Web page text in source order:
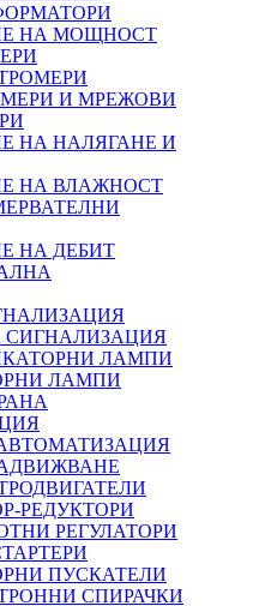
НА МОЩНОСТ
И МРЕЖОВИ
НА НАЛЯГАНЕ И
НА ВЛАЖНОСТ
НА ДЕБИТ
СИГНАЛИЗАЦИЯ
ЛАМПИ
ЛАМПИ
АВТОМАТИЗАЦИЯ
РЕДУКТОРИ
РЕГУЛАТОРИ
ПУСКАТЕЛИ
СПИРАЧКИ